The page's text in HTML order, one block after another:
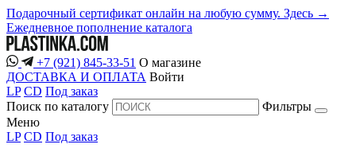
Подарочный сертификат онлайн на любую сумму. Здесь →
Ежедневное пополнение каталога
+7 (921) 845-33-51 О магазине
ДОСТАВКА И ОПЛАТА Войти
LP CD Под заказ
Поиск по каталогу
Фильтры
Меню
LP CD Под заказ